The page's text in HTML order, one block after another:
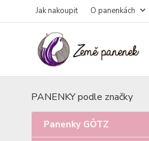
Jak nakoupit O panenkách
PANENKY podle značky
Panenky GÖTZ